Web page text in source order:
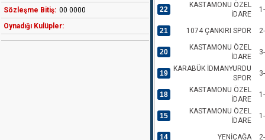
Sözleşme Bitiş: 00 0000
Oynadığı Kulüpler:
22
KASTAMONU ÖZEL
İDARE
21 1074 ÇANKIRI SPOR
20
KASTAMONU ÖZEL
İDARE
19
KARABÜK İDMANYURDU
SPOR
18
KASTAMONU ÖZEL
İDARE
15
KASTAMONU ÖZEL
İDARE
14 YENİÇAĞA